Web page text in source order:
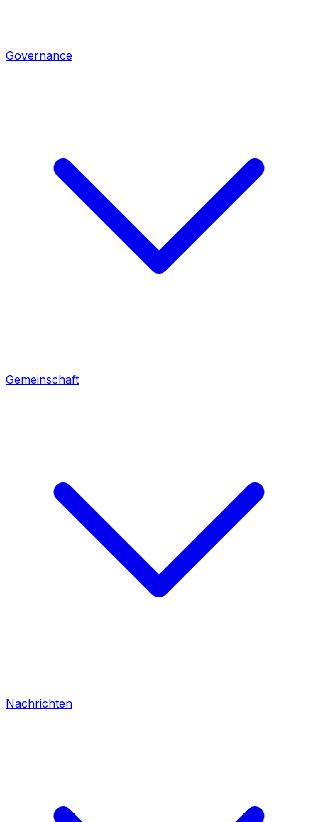
Governance
Gemeinschaft
Nachrichten